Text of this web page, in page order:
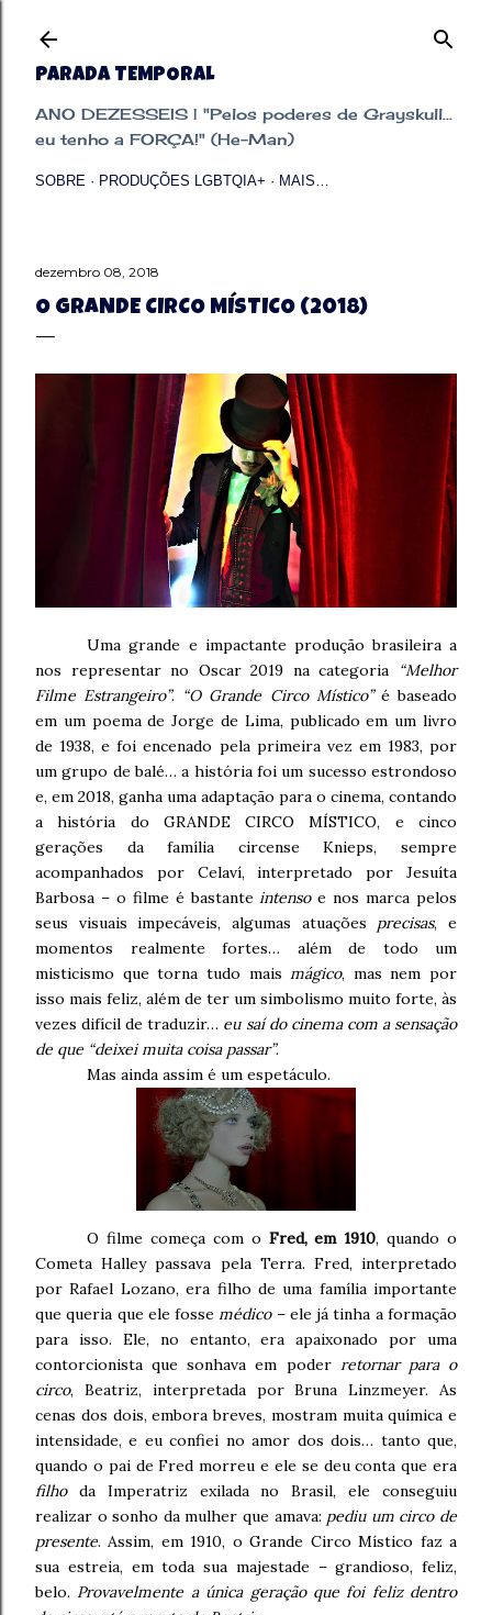
PARADA TEMPORAL
ANO DEZESSEIS | "Pelos poderes de Grayskull...
eu tenho a FORÇA!" (He-Man)
SOBRE PRODUÇÕES LGBTQIA+ MAIS…
dezembro 08, 2018
O GRANDE CIRCO MÍSTICO (2018)
Uma grande e impactante produção brasileira a
nos representar no Oscar 2019 na categoria
“Melhor
Filme Estrangeiro”. “O Grande Circo Místico”é baseado
em um poema de Jorge de Lima, publicado em um livro
de 1938, e foi encenado pela primeira vez em 1983, por
um grupo de balé… a história foi um sucesso estrondoso
e, em 2018, ganha uma adaptação para o cinema, contando
a história do GRANDE CIRCO MÍSTICO, e cinco
gerações da família circense Knieps, sempre
acompanhados por Celaví, interpretado por Jesuíta
Barbosa – o filme é bastanteintensoe nos marca pelos
seus visuais impecáveis, algumas atuações precisas, e
momentos realmente fortes… além de todo um
misticismo que torna tudo maismágico, mas nem por
isso mais feliz, além de ter um simbolismo muito forte, às
vezes difícil de traduzir… eu saí do cinema com a sensação
de que “deixei muita coisa passar”.
Mas ainda assim é um espetáculo.
O filme começa com o Fred, em 1910, quando o
Cometa Halley passava pela Terra. Fred, interpretado
por Rafael Lozano, era filho de uma família importante
que queria que ele fossemédico– ele já tinha a formação
para isso. Ele, no entanto, era apaixonado por uma
contorcionista que sonhava em poder retornar para o
circo, Beatriz, interpretada por Bruna Linzmeyer. As
cenas dos dois, embora breves, mostram muita química e
intensidade, e eu confiei no amor dos dois… tanto que,
quando o pai de Fred morreu e ele se deu conta que era
filhoda Imperatriz exilada no Brasil, ele conseguiu
realizar o sonho da mulher que amava: pediu um circo de
presente. Assim, em 1910, o Grande Circo Místico faz a
sua estreia, em toda sua majestade – grandioso, feliz,
belo. Provavelmente a única geração que foi feliz dentro